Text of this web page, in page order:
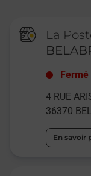
La
Fermé
4 RUE
36370
En savoir